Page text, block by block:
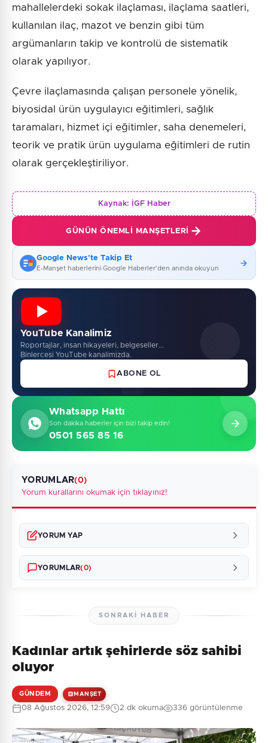
mahallelerdeki sokak ilaçlaması, ilaçlama saatleri,
kullanılan ilaç, mazot ve benzin gibi tüm
argümanların takip ve kontrolü de sistematik
olarak yapılıyor.
Çevre ilaçlamasında çalışan personele yönelik,
biyosidal ürün uygulayıcı eğitimleri, sağlık
taramaları, hizmet içi eğitimler, saha denemeleri,
teorik ve pratik ürün uygulama eğitimleri de rutin
olarak gerçekleştiriliyor.
Kaynak: İGF Haber
GÜNÜN ÖNEMLI MANŞETLERI
Google News'te Takip Et
E-Manşet haberlerini Google Haberler'den anında okuyun
YouTube Kanalimiz
Roportajlar, insan hikayeleri, belgeseller...
Binlercesi YouTube kanalimizda.
ABONE OL
Whatsapp Hattı
Son dakika haberler için bizi takip edin!
0501 565 85 16
YORUMLAR(0)
Yorum kurallarını okumak için tıklayınız!
YORUM YAP
Güvenlik Sorusu:
YORUMLAR(0)
Henüz yorum yapılmamış. İlk yorumu siz yapın!
SONRAKI HABER
Kadınlar artık şehirlerde söz sahibi
oluyor
GÜNDEM MANŞET
08 Ağustos 2026, 12:59 2 dk okuma 336 görüntülenme